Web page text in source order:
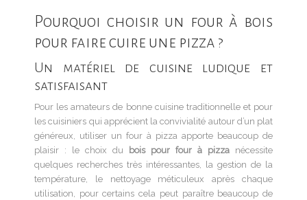
Pourquoi choisir un four à bois
pour faire cuire une pizza ?
Un matériel de cuisine ludique et
satisfaisant
Pour les amateurs de bonne cuisine traditionnelle et pour
les cuisiniers qui apprécient la convivialité autour d’un plat
généreux, utiliser un four à pizza apporte beaucoup de
plaisir : le choix du
bois pour four à pizza nécessite
quelques recherches très intéressantes, la gestion de la
température, le nettoyage méticuleux après chaque
utilisation, pour certains cela peut paraître beaucoup de